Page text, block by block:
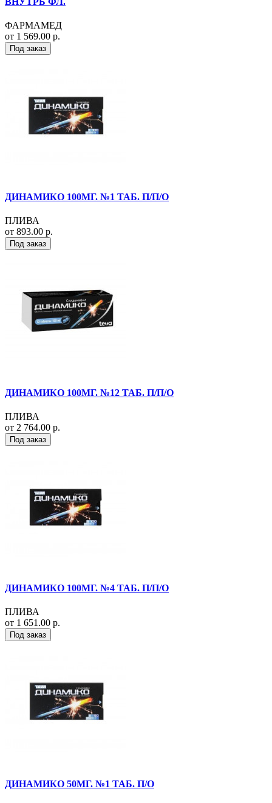
ФАРМАМЕД
от 1 569.00 р.
Под заказ
ДИНАМИКО 100МГ. №1 ТАБ. П/П/О
ПЛИВА
от 893.00 р.
Под заказ
ДИНАМИКО 100МГ. №12 ТАБ. П/П/О
ПЛИВА
от 2 764.00 р.
Под заказ
ДИНАМИКО 100МГ. №4 ТАБ. П/П/О
ПЛИВА
от 1 651.00 р.
Под заказ
ДИНАМИКО 50МГ. №1 ТАБ. П/О